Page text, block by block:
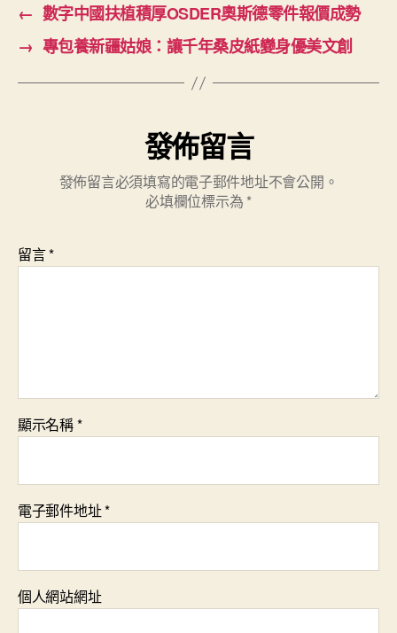
← 數字中國扶植積厚OSDER奧斯德零件報價成勢
→ 專包養新疆姑娘：讓千年桑皮紙變身優美文創
發佈留言
發佈留言必須填寫的電子郵件地址不會公開。
必填欄位標示為 *
留言*
顯示名稱*
電子郵件地址*
個人網站網址